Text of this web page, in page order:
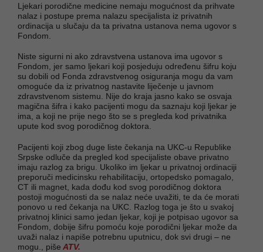
Ljekari porodične medicine nemaju mogućnost da prihvate
nalaz i postupe prema nalazu specijalista iz privatnih
ordinacija u slučaju da ta privatna ustanova nema ugovor s
Fondom.
Niste sigurni ni ako zdravstvena ustanova ima ugovor s
Fondom, jer samo ljekari koji posjeduju određenu šifru koju
su dobili od Fonda zdravstvenog osiguranja mogu da vam
omoguće da iz privatnog nastavite liječenje u javnom
zdravstvenom sistemu. Nije do kraja jasno kako se osvaja
magična šifra i kako pacijenti mogu da saznaju koji ljekar je
ima, a koji ne prije nego što se s pregleda kod privatnika
upute kod svog porodičnog doktora.
Pacijenti koji zbog duge liste čekanja na UKC-u Republike
Srpske odluče da pregled kod specijaliste obave privatno
imaju razlog za brigu. Ukoliko im ljekar u privatnoj ordinaciji
preporuči medicinsku rehabilitaciju, ortopedsko pomagalo,
CT ili magnet, kada dođu kod svog porodičnog doktora
postoji mogućnosti da se nalaz neće uvažiti, te da će morati
ponovo u red čekanja na UKC. Razlog toga je što u svakoj
privatnoj klinici samo jedan ljekar, koji je potpisao ugovor sa
Fondom, dobije šifru pomoću koje porodični ljekar može da
uvaži nalaz i napiše potrebnu uputnicu, dok svi drugi – ne
mogu., piše ATV.